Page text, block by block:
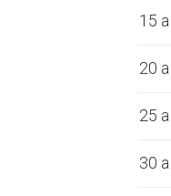
15
20
25
30